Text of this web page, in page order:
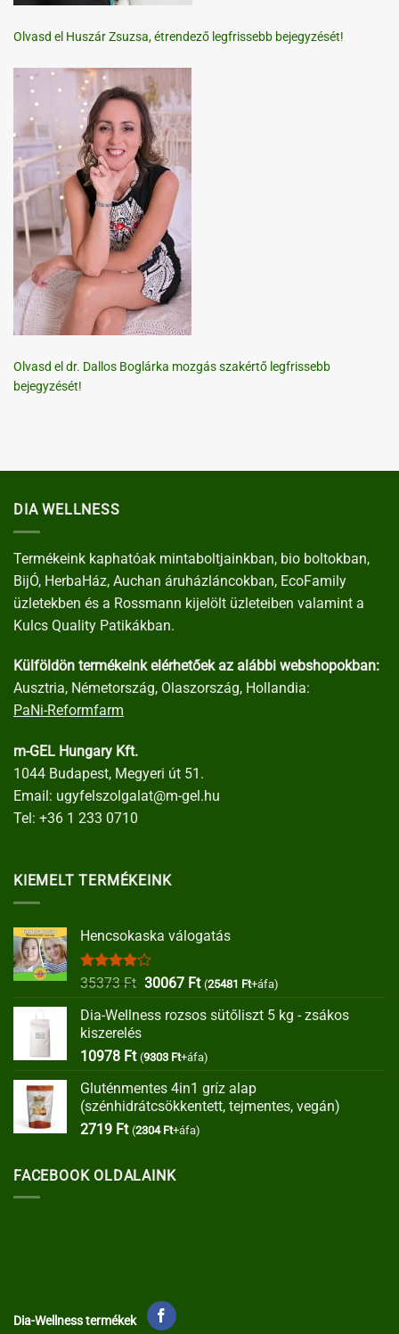
Olvasd el Huszár Zsuzsa, étrendező legfrissebb bejegyzését!
Olvasd el dr. Dallos Boglárka mozgás szakértő legfrissebb
bejegyzését!
DIA WELLNESS
Termékeink kaphatóak mintaboltjainkban, bio boltokban,
BijÓ, HerbaHáz, Auchan áruházláncokban, EcoFamily
üzletekben és a Rossmann kijelölt üzleteiben valamint a
Kulcs Quality Patikákban.
Külföldön termékeink elérhetőek az alábbi webshopokban:
Ausztria, Németország, Olaszország, Hollandia:
PaNi-Reformfarm
m-GEL Hungary Kft.
1044 Budapest, Megyeri út 51.
Email: ugyfelszolgalat@m-gel.hu
Tel: +36 1 233 0710
KIEMELT TERMÉKEINK
Hencsokaska válogatás
Értékelés:
35373Ft Original
was:
30067 FtCurrent
is:
(25481 Ft+áfa)
Dia-Wellness rozsos sütőliszt 5 kg - zsákos
kiszerelés
10978 Ft (9303 Ft+áfa)
Gluténmentes 4in1 gríz alap
(szénhidrátcsökkentett, tejmentes, vegán)
2719 Ft (2304 Ft+áfa)
FACEBOOK OLDALAINK
Dia-Wellness termékek